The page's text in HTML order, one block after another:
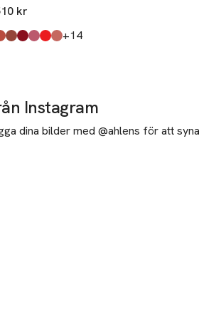
kr
finns i färgerna:
,
Heat,
Night, ,
,
It All, +14till
Instagram
dina bilder med @ahlens för att